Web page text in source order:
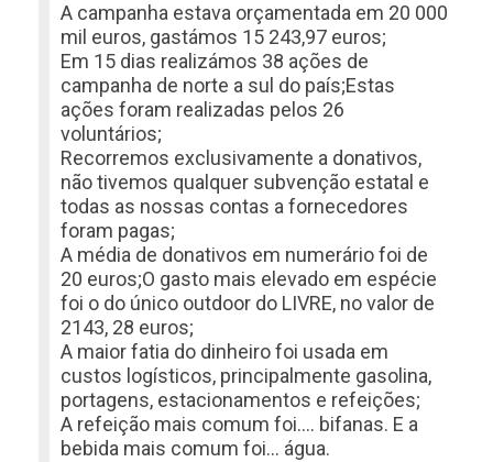
A campanha estava orçamentada em 20 000
mil euros, gastámos 15 243,97 euros;
Em 15 dias realizámos 38 ações de
campanha de norte a sul do país;Estas
ações foram realizadas pelos 26
voluntários;
Recorremos exclusivamente a donativos,
não tivemos qualquer subvenção estatal e
todas as nossas contas a fornecedores
foram pagas;
A média de donativos em numerário foi de
20 euros;O gasto mais elevado em espécie
foi o do único outdoor do LIVRE, no valor de
2143, 28 euros;
A maior fatia do dinheiro foi usada em
custos logísticos, principalmente gasolina,
portagens, estacionamentos e refeições;
A refeição mais comum foi…. bifanas. E a
bebida mais comum foi… água.